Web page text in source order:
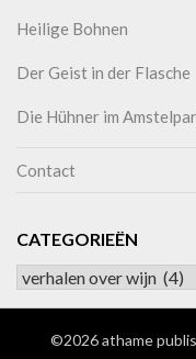
Heilige Bohnen
Der Geist in der Flasche
Die Hühner im
Contact
CATEGORIEËN
©2026 athame